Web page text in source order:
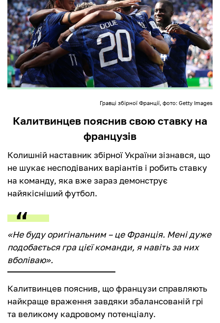
Гравці збірної Франції, фото: Getty Images
Калитвинцев пояснив свою ставку на
французів
Колишній наставник збірної України зізнався, що
не шукає несподіваних варіантів і робить ставку
на команду, яка вже зараз демонструє
найякісніший футбол.
«Не буду оригінальним – це Франція. Мені дуже
подобається гра цієї команди, я навіть за них
вболіваю».
Калитвинцев пояснив, що французи справляють
найкраще враження завдяки збалансованій грі
та великому кадровому потенціалу.